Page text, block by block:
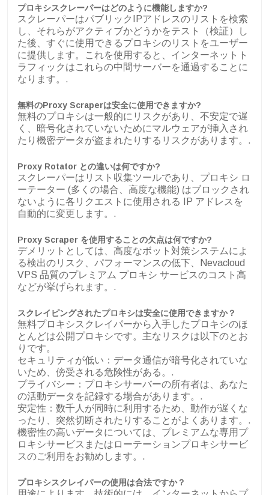
プロキシスクレーパーはどのように機能しますか?
スクレーパーはパブリックIPアドレスのリストを検索
し、それらがアクティブかどうかをテスト（検証）し
た後、すぐに使用できるプロキシのリストをユーザー
に提供します。これを使用すると、インターネットト
ラフィックはこれらの中間サーバーを通過することに
なります。.
無料のProxy Scraperは安全に使用できますか?
無料のプロキシは一般的にリスクがあり、不安定で遅
く、暗号化されていないためにマルウェアが挿入され
たり機密データが盗まれたりするリスクがあります。.
Proxy Rotator との違いは何ですか?
スクレーパーはリスト収集ツールであり、プロキシ ロ
ーテーター (多くの場合、高度な機能) はブロックされ
ないように各リクエストに使用される IP アドレスを
自動的に変更します。.
Proxy Scraper を使用することの欠点は何ですか?
デメリットとしては、高度なボット対策システムによ
る検出のリスク、パフォーマンスの低下、Nevacloud
VPS 品質のプレミアム プロキシ サービスのコスト高
などが挙げられます。.
スクレイピングされたプロキシは安全に使用できますか？
無料プロキシスクレイパーから入手したプロキシのほ
とんどは公開プロキシです。主なリスクは以下のとお
りです。
セキュリティが低い：データ通信が暗号化されていな
いため、傍受される危険性がある。.
プライバシー：プロキシサーバーの所有者は、あなた
の活動データを記録する場合があります。.
安定性：数千人が同時に利用するため、動作が遅くな
ったり、突然切断されたりすることがよくあります。.
機密性の高いデータについては、プレミアムな専用プ
ロキシサービスまたはローテーションプロキシサービ
スのご利用をお勧めします。.
プロキシスクレイパーの使用は合法ですか？